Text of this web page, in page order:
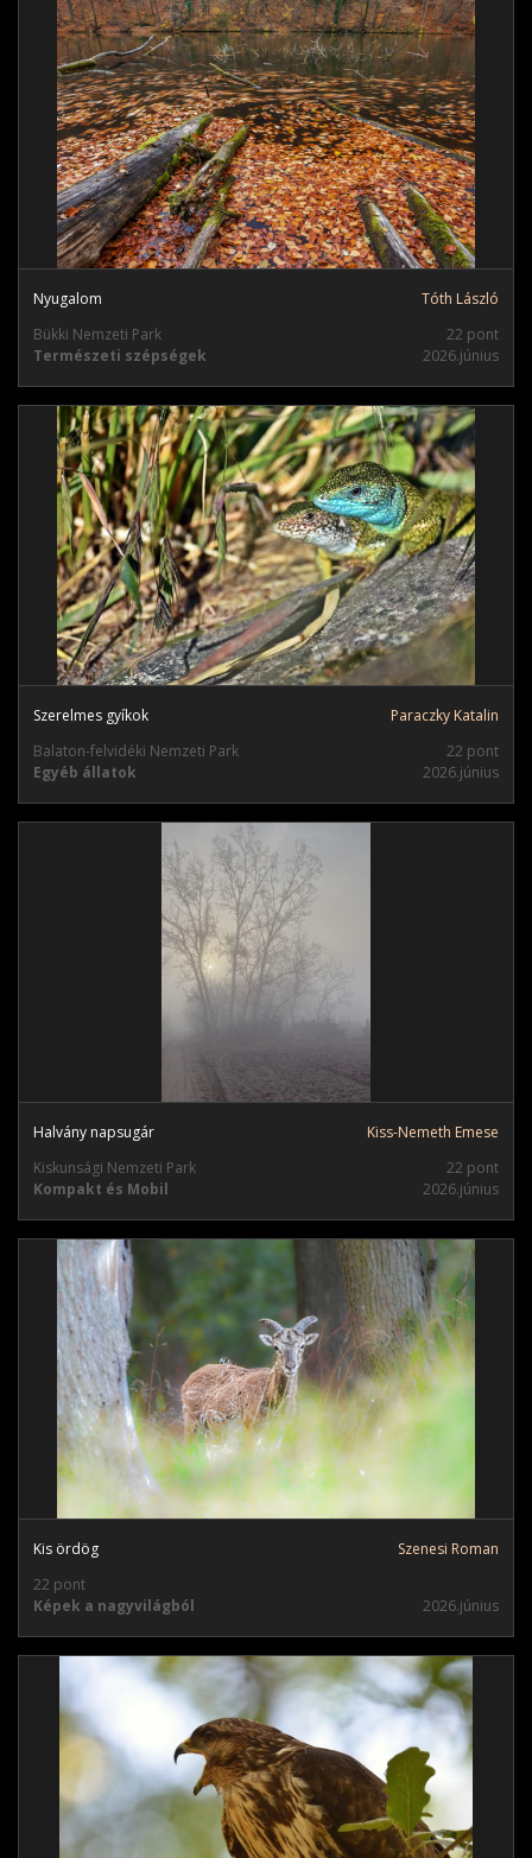
Nyugalom
Tóth László
Bükki Nemzeti Park
22 pont
Természeti szépségek
2026.június
Szerelmes gyíkok
Paraczky Katalin
Balaton-felvidéki Nemzeti Park
22 pont
Egyéb állatok
2026.június
Halvány napsugár
Kiss-Nemeth Emese
Kiskunsági Nemzeti Park
22 pont
Kompakt és Mobil
2026.június
Kis ördög
Szenesi Roman
22 pont
Képek a nagyvilágból
2026.június